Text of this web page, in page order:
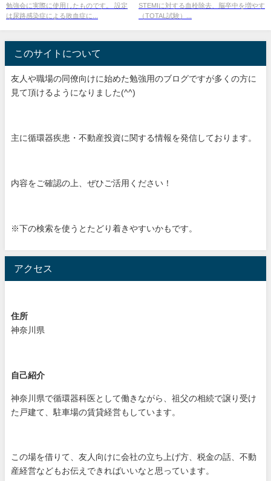
勉強会に実際に使用したものです。 設定
は尿路感染症による敗血症に...
STEMIに対する血栓除去、脳卒中を増やす
（TOTAL試験）...
このサイトについて
友人や職場の同僚向けに始めた勉強用のブログですが多くの方に
見て頂けるようになりました(^^)
主に循環器疾患・不動産投資に関する情報を発信しております。
内容をご確認の上、ぜひご活用ください！
※下の検索を使うとたどり着きやすいかもです。
アクセス
住所
神奈川県
自己紹介
神奈川県で循環器科医として働きながら、祖父の相続で譲り受け
た戸建て、駐車場の賃貸経営もしています。
この場を借りて、友人向けに会社の立ち上げ方、税金の話、不動
産経営などもお伝えできればいいなと思っています。